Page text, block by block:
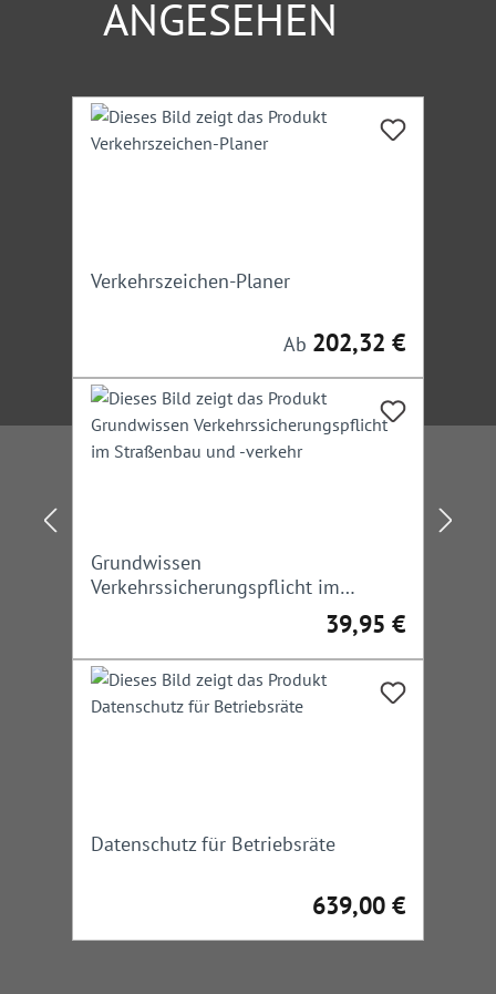
ANGESEHEN
Produktgalerie überspringen
Verkehrszeichen-Planer
Regulärer Preis:
Ab 202,32 €
Grundwissen
Verkehrssicherungspflicht im
Regulärer Preis:
39,95 €
Datenschutz für Betriebsräte
Regulärer Preis:
639,00 €